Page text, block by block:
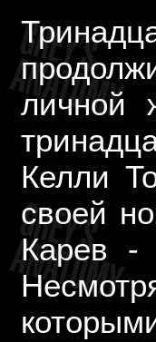
личной
Келли
своей
Карев -